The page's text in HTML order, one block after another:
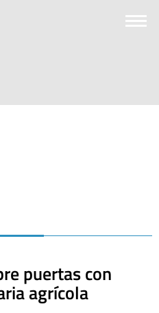
puertas con
agrícola